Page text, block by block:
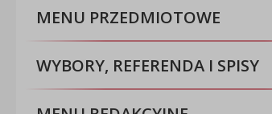
MENU PRZEDMIOTOWE
WYBORY, REFERENDA I SPISY